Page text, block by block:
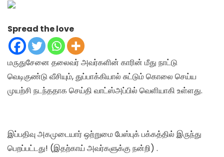
Spread the love
மருதுசேனை தலைவர் அவர்களின் காரின் மீது நாட்டு
வெடிகுண்டு வீசியும், துப்பாக்கியால் சுட்டும் கொலை செய்ய
முயற்சி நடந்ததாக செய்தி வாட்ஸ்அப்பில் வெளியாகி உள்ளது.
இப்பதிவு அகமுடையார் ஒற்றுமை பேஸ்புக் பக்கத்தில் இருந்து
பெறப்பட்டது! (இதற்காய் அவர்களுக்கு நன்றி) .